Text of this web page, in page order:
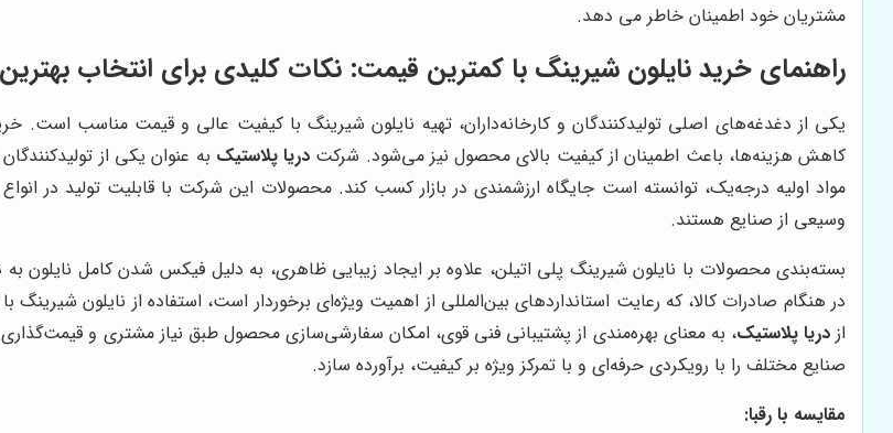
مشتریان خود اطمینان خاطر می دهد.
راهنمای خرید نایلون شیرینگ با کمترین قیمت: نکات کلیدی برای انتخاب
یکی از دغدغه‌های اصلی تولیدکنندگان و کارخانه‌داران، تهیه نایلون شیرینگ با کیفیت عالی و قیمت مناسب است.
کاهش هزینه‌ها، باعث اطمینان از کیفیت بالای محصول نیز می‌شود. شرکت دریا پلاستیک به عنوان یکی از
مواد اولیه درجه‌یک، توانسته است جایگاه ارزشمندی در بازار کسب کند. محصولات این شرکت با قابلیت تولید در
وسیعی از صنایع هستند.
بسته‌بندی محصولات با نایلون شیرینگ پلی اتیلن، علاوه بر ایجاد زیبایی ظاهری، به دلیل فیکس شدن کامل
در هنگام صادرات کالا، که رعایت استانداردهای بین‌المللی از اهمیت ویژه‌ای برخوردار است، استفاده از نایلون
از دریا پلاستیک، به معنای بهره‌مندی از پشتیبانی فنی قوی، امکان سفارشی‌سازی محصول طبق نیاز مشتری و
صنایع مختلف را با رویکردی حرفه‌ای و با تمرکز ویژه بر کیفیت، برآورده سازد.
مقایسه با رقبا: